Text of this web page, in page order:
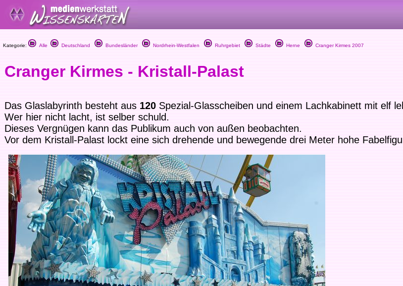
Kategorie: Alle Deutschland Bundesländer Nordrhein-Westfalen Ruhrgebiet Städte Herne Cranger Kirmes 2007
Cranger Kirmes - Kristall-Palast
Das Glaslabyrinth besteht aus120Spezial-Glasscheiben und einem Lachkabinett mit elf
Wer hier nicht lacht, ist selber schuld.
Dieses Vergnügen kann das Publikum auch von außen beobachten.
Vor dem Kristall-Palast lockt eine sich drehende und bewegende drei Meter hohe